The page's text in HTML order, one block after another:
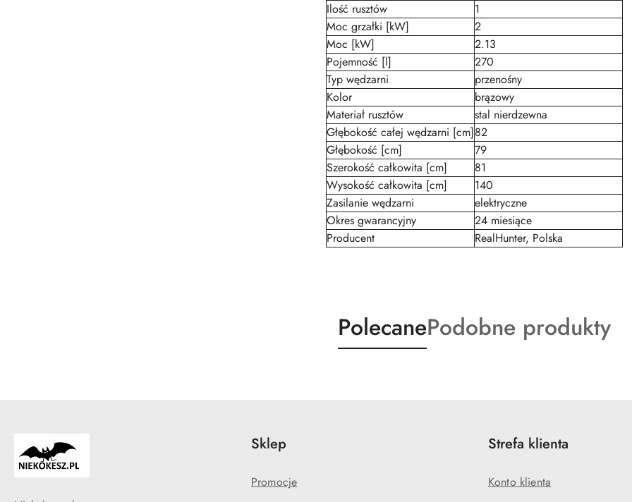
Ilość rusztów
1
Moc grzałki [kW]
2
Moc [kW]
2.13
Pojemność [l]
270
Typ wędzarni
przenośny
Kolor
brązowy
Materiał rusztów
stal nierdzewna
Głębokość całej wędzarni [cm]82
Głębokość [cm]
79
Szerokość całkowita [cm]
81
Wysokość całkowita [cm]
140
Zasilanie wędzarni
elektryczne
Okres gwarancyjny
24 miesiące
Producent
RealHunter, Polska
Produkty
o
PolecaneProdukty
o
Podobne produkty
Sklep
Promocje
Strefa klienta
Konto klienta